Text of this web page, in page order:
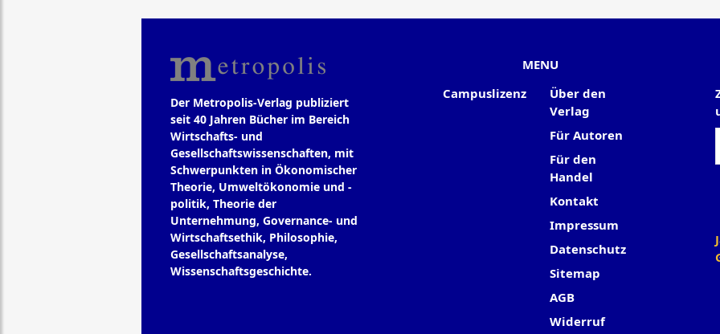
Der Metropolis-Verlag publiziert
seit 40 Jahren Bücher im Bereich
Wirtschafts- und
Gesellschaftswissenschaften, mit
Schwerpunkten in Ökonomischer
Theorie, Umweltökonomie und -
politik, Theorie der
Unternehmung, Governance- und
Wirtschaftsethik, Philosophie,
Gesellschaftsanalyse,
Wissenschaftsgeschichte.
MENU
Campuslizenz
Über den
Verlag
Für Autoren
Für den
Handel
Kontakt
Impressum
Datenschutz
Sitemap
AGB
Widerruf